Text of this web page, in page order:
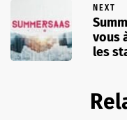
NEXT
vous
les